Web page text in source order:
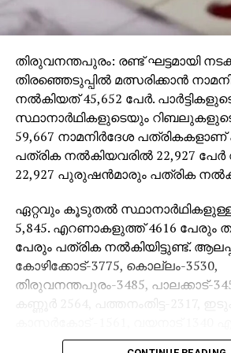
തിരുവനന്തപുരം: രണ്ട് ഘട്ടമായി
തിരഞ്ഞെടുപ്പില്‍ മത്സരിക്കാന്‍
നല്‍കിയത് 45,652 പേര്‍.
സ്ഥാനാര്‍ഥികളുടെയും
59,667 നാമനിര്‍ദേശ പത്രികകളാണ്
പത്രിക നല്‍കിയവരില്‍ 22,927
22,927 പുരുഷന്‍മാരും പത്രിക
ഏറ്റവും കൂടുതല്‍
5,845. എറണാകളുത്ത് 4616 പേരും
പേരും പത്രിക നല്‍കിയിട്ടുണ്ട്.
കോഴിക്കോട്-3775, കൊല്ലം-3530,
തിരുവനന്തപുരം-3485, പാലക്കാട്-
കണ്ണൂര്‍ 2564, പത്തനംതിട്ട-2317,
മറ്റ് ജില്ലകളിലെ